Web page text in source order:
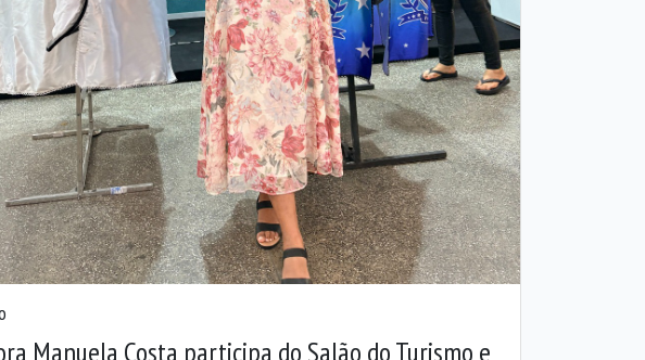
Manuela Costa participa do Salão do Turismo e